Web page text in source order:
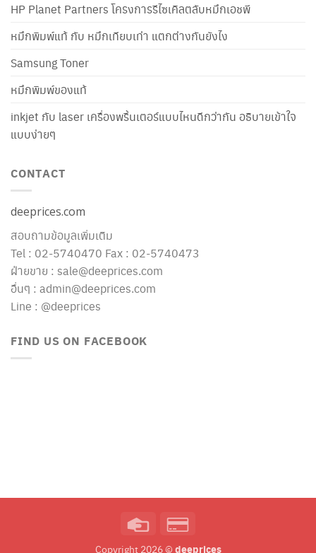
HP Planet Partners โครงการรีไซเคิลตลับหมึกเอชพี
หมึกพิมพ์แท้ กับ หมึกเทียบเท่า แตกต่างกันยังไง
Samsung Toner
หมึกพิมพ์ของแท้
inkjet กับ laser เครื่องพริ้นเตอร์แบบไหนดีกว่ากัน อธิบายเข้าใจ
แบบง่ายๆ
CONTACT
deeprices.com
สอบถามข้อมูลเพิ่มเติม
Tel : 02-5740470 Fax : 02-5740473
ฝ่ายขาย : sale@deeprices.com
อื่นๆ : admin@deeprices.com
Line : @deeprices
FIND US ON FACEBOOK
Credit
Copyright 2026 © deeprices